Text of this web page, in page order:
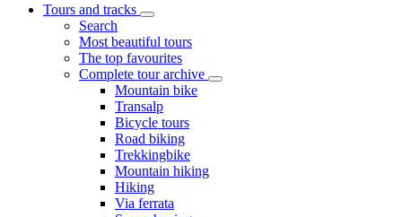
Tours and tracks
Search
Most beautiful tours
The top favourites
Complete tour archive
Mountain bike
Transalp
Bicycle tours
Road biking
Trekkingbike
Mountain hiking
Hiking
Via ferrata